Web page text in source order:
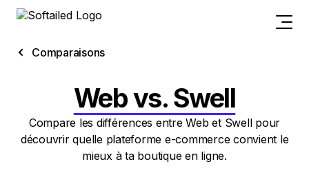
Comparaisons
Web vs. Swell
Compare les différences entre Web et Swell pour
découvrir quelle plateforme e-commerce convient le
mieux à ta boutique en ligne.